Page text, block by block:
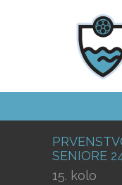
SENIORE
15. kolo